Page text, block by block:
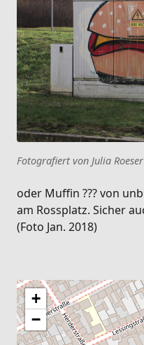
Fotografiert von Julia Roeser
oder Muffin ??? von
am Rossplatz. Sicher
(Foto Jan. 2018)
+
−